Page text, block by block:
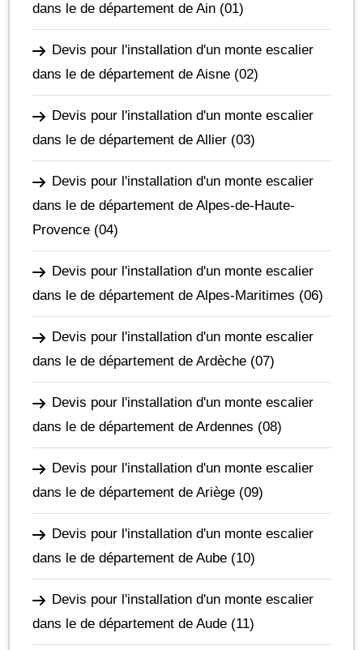
dans le de département de Ain (01)
Devis pour l'installation d'un monte escalier
dans le de département de Aisne (02)
Devis pour l'installation d'un monte escalier
dans le de département de Allier (03)
Devis pour l'installation d'un monte escalier
dans le de département de Alpes-de-Haute-
Provence (04)
Devis pour l'installation d'un monte escalier
dans le de département de Alpes-Maritimes (06)
Devis pour l'installation d'un monte escalier
dans le de département de Ardèche (07)
Devis pour l'installation d'un monte escalier
dans le de département de Ardennes (08)
Devis pour l'installation d'un monte escalier
dans le de département de Ariège (09)
Devis pour l'installation d'un monte escalier
dans le de département de Aube (10)
Devis pour l'installation d'un monte escalier
dans le de département de Aude (11)